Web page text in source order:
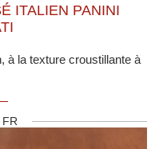
ITALIEN PANINI
à la texture croustillante à
FR